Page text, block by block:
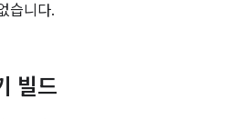
습니다.
빌드